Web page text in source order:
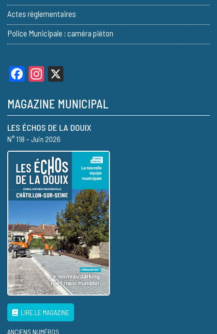
Actes réglementaires
Police Municipale : caméra piéton
FacebookInstagram
MAGAZINE MUNICIPAL
LES ÉCHOS DE LA DOUIX
N° 118 – Juin 2026
LIRE LE MAGAZINE
ANCIENS NUMÉROS